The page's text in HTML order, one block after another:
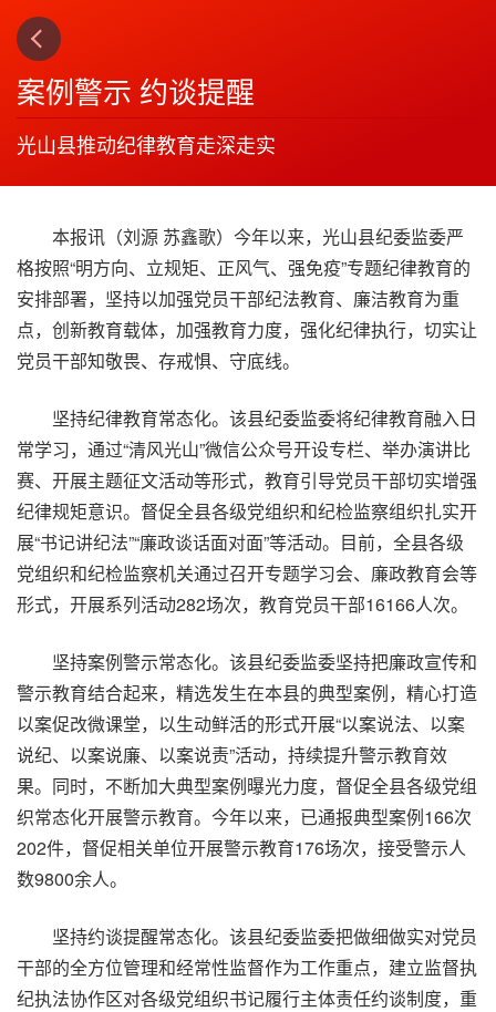
案例警示 约谈提醒
光山县推动纪律教育走深走实
本报讯（刘源 苏鑫歌）今年以来，光山县纪委监委严
格按照“明方向、立规矩、正风气、强免疫”专题纪律教育的
安排部署，坚持以加强党员干部纪法教育、廉洁教育为重
点，创新教育载体，加强教育力度，强化纪律执行，切实让
党员干部知敬畏、存戒惧、守底线。
坚持纪律教育常态化。该县纪委监委将纪律教育融入日
常学习，通过“清风光山”微信公众号开设专栏、举办演讲比
赛、开展主题征文活动等形式，教育引导党员干部切实增强
纪律规矩意识。督促全县各级党组织和纪检监察组织扎实开
展“书记讲纪法”“廉政谈话面对面”等活动。目前，全县各级
党组织和纪检监察机关通过召开专题学习会、廉政教育会等
形式，开展系列活动282场次，教育党员干部16166人次。
坚持案例警示常态化。该县纪委监委坚持把廉政宣传和
警示教育结合起来，精选发生在本县的典型案例，精心打造
以案促改微课堂，以生动鲜活的形式开展“以案说法、以案
说纪、以案说廉、以案说责”活动，持续提升警示教育效
果。同时，不断加大典型案例曝光力度，督促全县各级党组
织常态化开展警示教育。今年以来，已通报典型案例166次
202件，督促相关单位开展警示教育176场次，接受警示人
数9800余人。
坚持约谈提醒常态化。该县纪委监委把做细做实对党员
干部的全方位管理和经常性监督作为工作重点，建立监督执
纪执法协作区对各级党组织书记履行主体责任约谈制度，重